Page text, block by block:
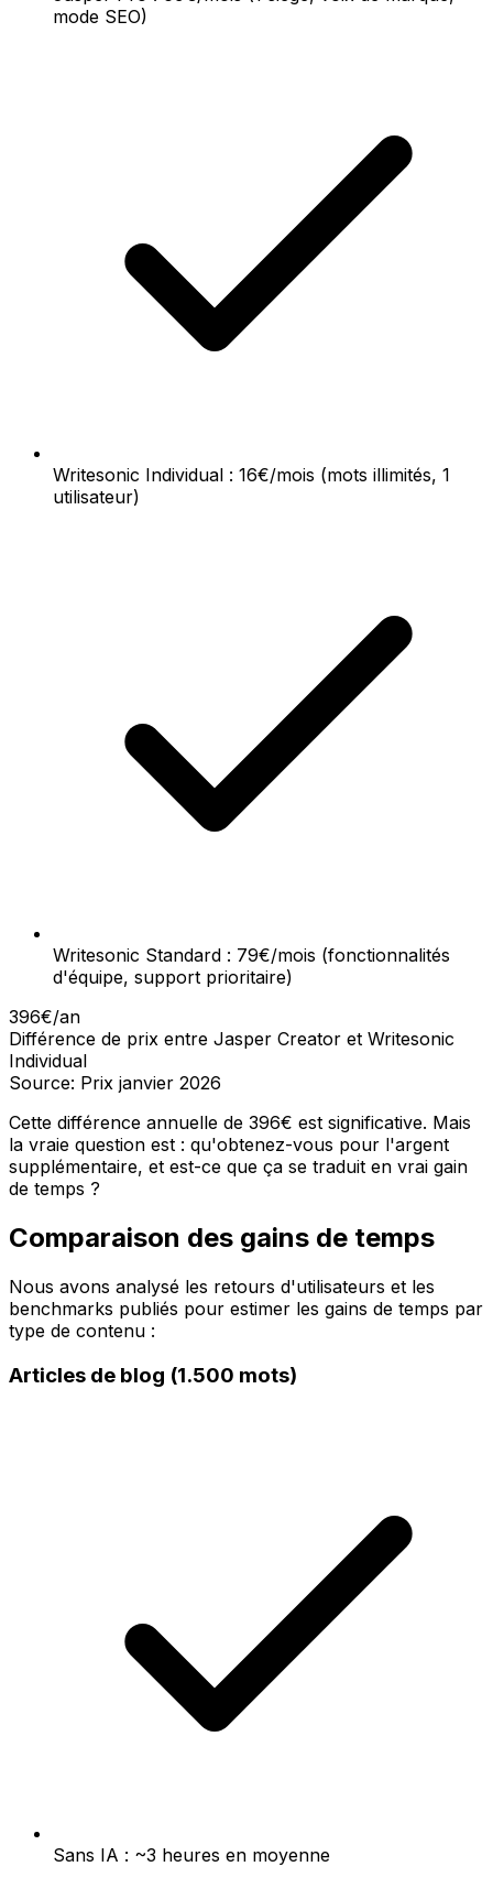
mode SEO)
Writesonic Individual : 16€/mois (mots illimités, 1
utilisateur)
Writesonic Standard : 79€/mois (fonctionnalités
d'équipe, support prioritaire)
396€/an
Différence de prix entre Jasper Creator et Writesonic
Individual
Source: Prix janvier 2026
Cette différence annuelle de 396€ est significative. Mais
la vraie question est : qu'obtenez-vous pour l'argent
supplémentaire, et est-ce que ça se traduit en vrai gain
de temps ?
Comparaison des gains de temps
Nous avons analysé les retours d'utilisateurs et les
benchmarks publiés pour estimer les gains de temps par
type de contenu :
Articles de blog (1.500 mots)
Sans IA : ~3 heures en moyenne